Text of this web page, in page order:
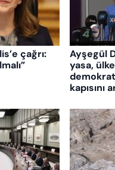
çağrı:
Ayşegül
yasa,
kapısını